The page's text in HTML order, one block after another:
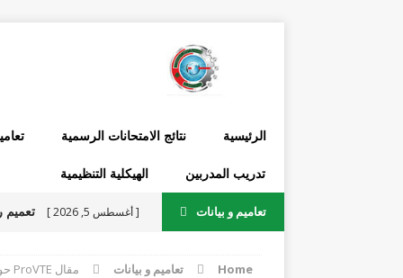
الرئيسية نتائج الامتحانات الرسمية
تدريب المدربين الهيكلية التنظيمية
تعاميم و بيانات [ أغسطس 5, 2026 ]
Home تعاميم و بيانات مقال ProVTE حول تطبيق نظام التعلّم عن بعد – نيسان/أبريل 2020